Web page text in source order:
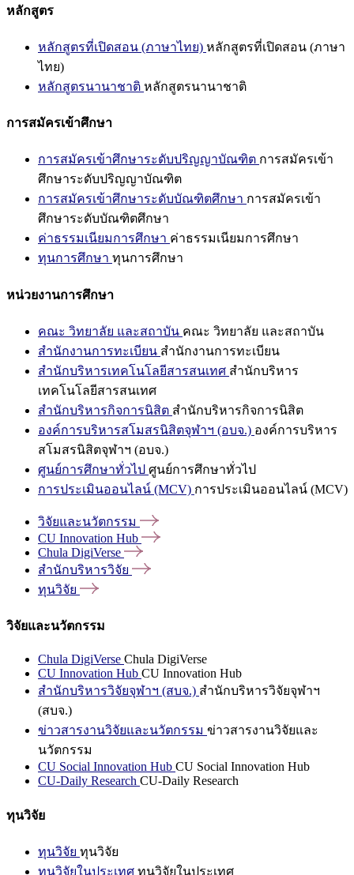
หลักสูตร
หลักสูตรที่เปิดสอน (ภาษาไทย) หลักสูตรที่เปิดสอน (ภาษา
ไทย)
หลักสูตรนานาชาติ หลักสูตรนานาชาติ
การสมัครเข้าศึกษา
การสมัครเข้าศึกษาระดับปริญญาบัณฑิต การสมัครเข้า
ศึกษาระดับปริญญาบัณฑิต
การสมัครเข้าศึกษาระดับบัณฑิตศึกษา การสมัครเข้า
ศึกษาระดับบัณฑิตศึกษา
ค่าธรรมเนียมการศึกษา ค่าธรรมเนียมการศึกษา
ทุนการศึกษา ทุนการศึกษา
หน่วยงานการศึกษา
คณะ วิทยาลัย และสถาบัน คณะ วิทยาลัย และสถาบัน
สำนักงานการทะเบียน สำนักงานการทะเบียน
สำนักบริหารเทคโนโลยีสารสนเทศ สำนักบริหาร
เทคโนโลยีสารสนเทศ
สำนักบริหารกิจการนิสิต สำนักบริหารกิจการนิสิต
องค์การบริหารสโมสรนิสิตจุฬาฯ (อบจ.) องค์การบริหาร
สโมสรนิสิตจุฬาฯ (อบจ.)
ศูนย์การศึกษาทั่วไป ศูนย์การศึกษาทั่วไป
การประเมินออนไลน์ (MCV) การประเมินออนไลน์ (MCV)
วิจัยและนวัตกรรม
CU Innovation Hub
Chula DigiVerse
สำนักบริหารวิจัย
ทุนวิจัย
วิจัยและนวัตกรรม
Chula DigiVerse Chula DigiVerse
CU Innovation Hub CU Innovation Hub
สำนักบริหารวิจัยจุฬาฯ (สบจ.) สำนักบริหารวิจัยจุฬาฯ
(สบจ.)
ข่าวสารงานวิจัยและนวัตกรรม ข่าวสารงานวิจัยและ
นวัตกรรม
CU Social Innovation Hub CU Social Innovation Hub
CU-Daily Research CU-Daily Research
ทุนวิจัย
ทุนวิจัย ทุนวิจัย
ทุนวิจัยในประเทศ ทุนวิจัยในประเทศ